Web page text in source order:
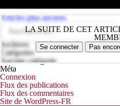
LA SUITE DE CET
Se connecter Pas
Navigation
articles
Articles plus anciens
Rechercher :
Archives
Catégories
Aucune catégorie
Méta
Connexion
Flux des publications
Flux des commentaires
Site de WordPress-FR